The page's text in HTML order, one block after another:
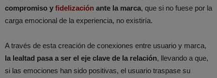
compromiso y fidelización ante la marca, que si no fuese por la
carga emocional de la experiencia, no existiría.
A través de esta creación de conexiones entre usuario y marca,
la lealtad pasa a ser el eje clave de la relación, llevando a que,
si las emociones han sido positivas, el usuario traspase su